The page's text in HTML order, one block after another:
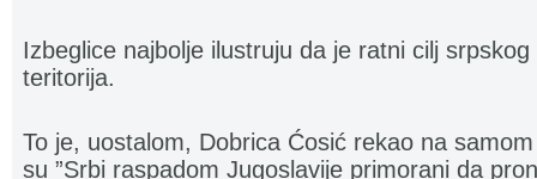
Izbeglice najbolje ilustruju da je ratni cilj
teritorija.
To je, uostalom, Dobrica Ćosić rekao na
su ”Srbi raspadom Jugoslavije primorani da